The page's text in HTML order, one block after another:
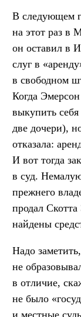
В следующем
на этот раз в
он оставил в
слуг в
в свободном
Когда
выкупить
две дочери),
отказала:
И вот тогда
в суд.
прежнего
продал
найдены
Надо
не
в отличие,
не было
и местные